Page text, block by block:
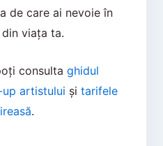
de care ai nevoie în
viața ta.
consulta ghidul
up artistului și tarifele
.